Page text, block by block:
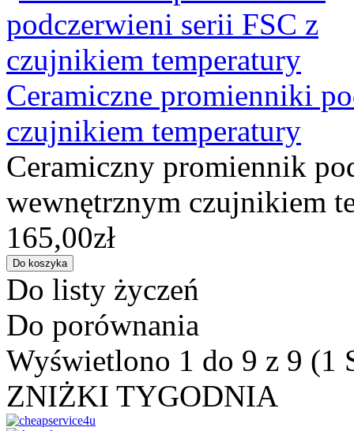
Ceramiczne promienniki
czujnikiem temperatury
Ceramiczny promiennik
wewnętrznym czujnikiem
165,00zł
Do listy życzeń
Do porównania
Wyświetlono 1 do 9 z 9 (1
ZNIŻKI TYGODNIA